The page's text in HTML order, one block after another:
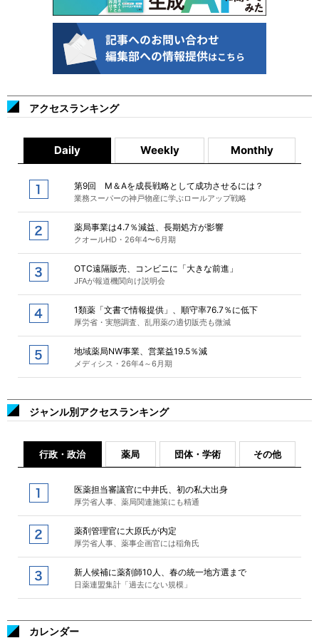
アクセスランキング
Daily Weekly Monthly
第9回 M＆Aを成長戦略として成功させるには？
業務スーパーの神戸物産に学ぶロールアップ戦略
薬局事業は4.7％減益、長期処方が影響
クオールHD・26年4〜6月期
OTC遠隔販売、コンビニに「大きな前進」
JFAが報道機関向け説明会
1類薬「文書で情報提供」、順守率76.7％に低下
厚労省・実態調査、乱用薬の適切販売も微減
地域薬局NW事業、営業益19.5％減
メディシス・26年4～6月期
ジャンル別アクセスランキング
行政・政治 薬局 団体・学術 その他
医薬担当審議官に中井氏、初の私大出身
厚労省人事、薬局関連施策にも精通
薬剤管理官に大原氏が内定
厚労省人事、薬事企画官には稲角氏
新人候補に薬剤師10人、春の統一地方選まで
日薬連盟集計「過去にない規模」
カレンダー